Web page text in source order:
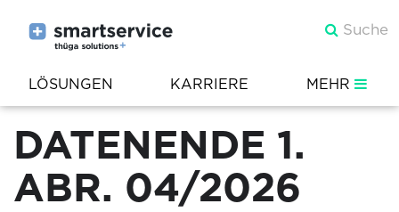
LÖSUNGEN KARRIERE MEHR
DATENENDE 1.
ABR. 04/2026